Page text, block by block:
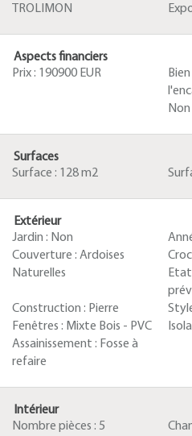
TROLIMON
Aspects financiers
Prix : 190900 EUR
Non
Surfaces
Surface : 128 m2
Extérieur
Jardin : Non
Couverture : Ardoises
Naturelles
Construction : Pierre
Fenêtres : Mixte Bois - PVC
Assainissement : Fosse à
refaire
Intérieur
Nombre pièces : 5